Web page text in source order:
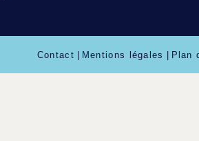
Contact | Mentions légales | Plan